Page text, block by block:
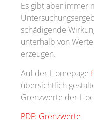
Es gibt aber immer
schädigende
unterhalb von
erzeugen.
Auf der Homepage
übersichtlich
Grenzwerte der
PDF: Grenzwerte